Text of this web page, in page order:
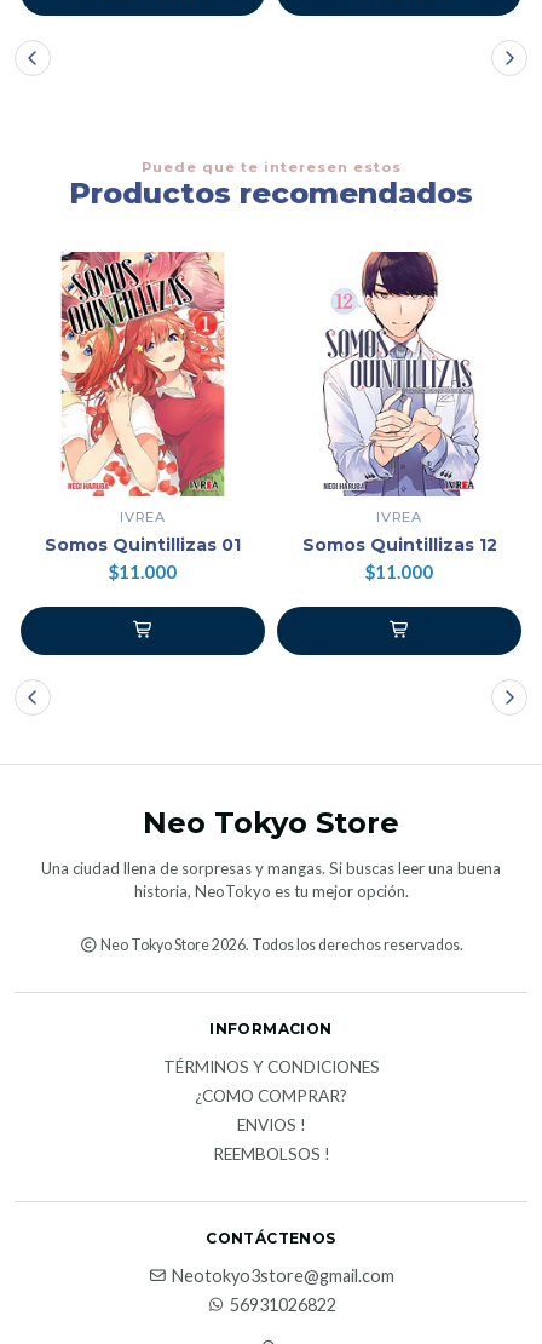
Puede que te interesen estos
Productos recomendados
IVREA
Somos Quintillizas 01
$11.000
IVREA
Somos Quintillizas 12
$11.000
Neo Tokyo Store
Una ciudad llena de sorpresas y mangas. Si buscas leer una buena
historia, NeoTokyo es tu mejor opción.
Neo Tokyo Store 2026. Todos los derechos reservados.
INFORMACION
TÉRMINOS Y CONDICIONES
¿COMO COMPRAR?
ENVIOS !
REEMBOLSOS !
CONTÁCTENOS
Neotokyo3store@gmail.com
56931026822